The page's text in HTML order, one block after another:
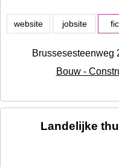
website jobsite
Brussesesteenweg
Bouw -
Landelijke